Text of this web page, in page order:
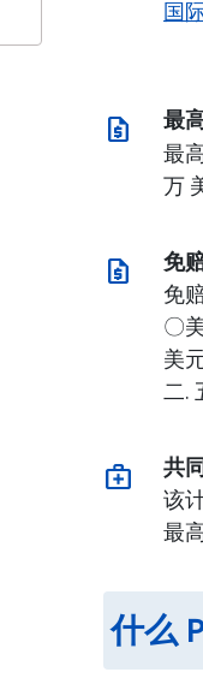
国
request_quote
最
最
万
request_quote
免
免
〇
美
二.
medical_services
共
该
最
什么